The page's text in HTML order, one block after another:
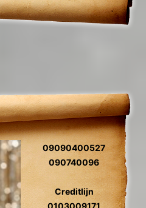
09090400527
090740096
Creditlijn
0103009171